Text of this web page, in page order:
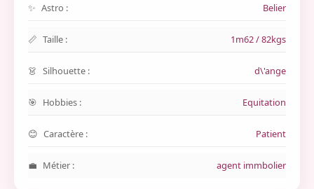
Astro : Belier
Taille : 1m62 / 82kgs
Silhouette : d\'ange
Hobbies : Equitation
Caractère : Patient
Métier : agent immbolier